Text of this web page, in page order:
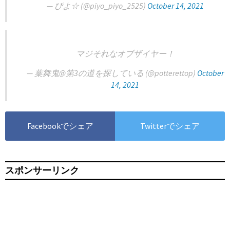
— ぴよ☆ (@piyo_piyo_2525) October 14, 2021
マジそれなオブザイヤー！
— 葉舞鬼@第3の道を探している (@potterettop) October
14, 2021
Facebookでシェア Twitterでシェア
スポンサーリンク